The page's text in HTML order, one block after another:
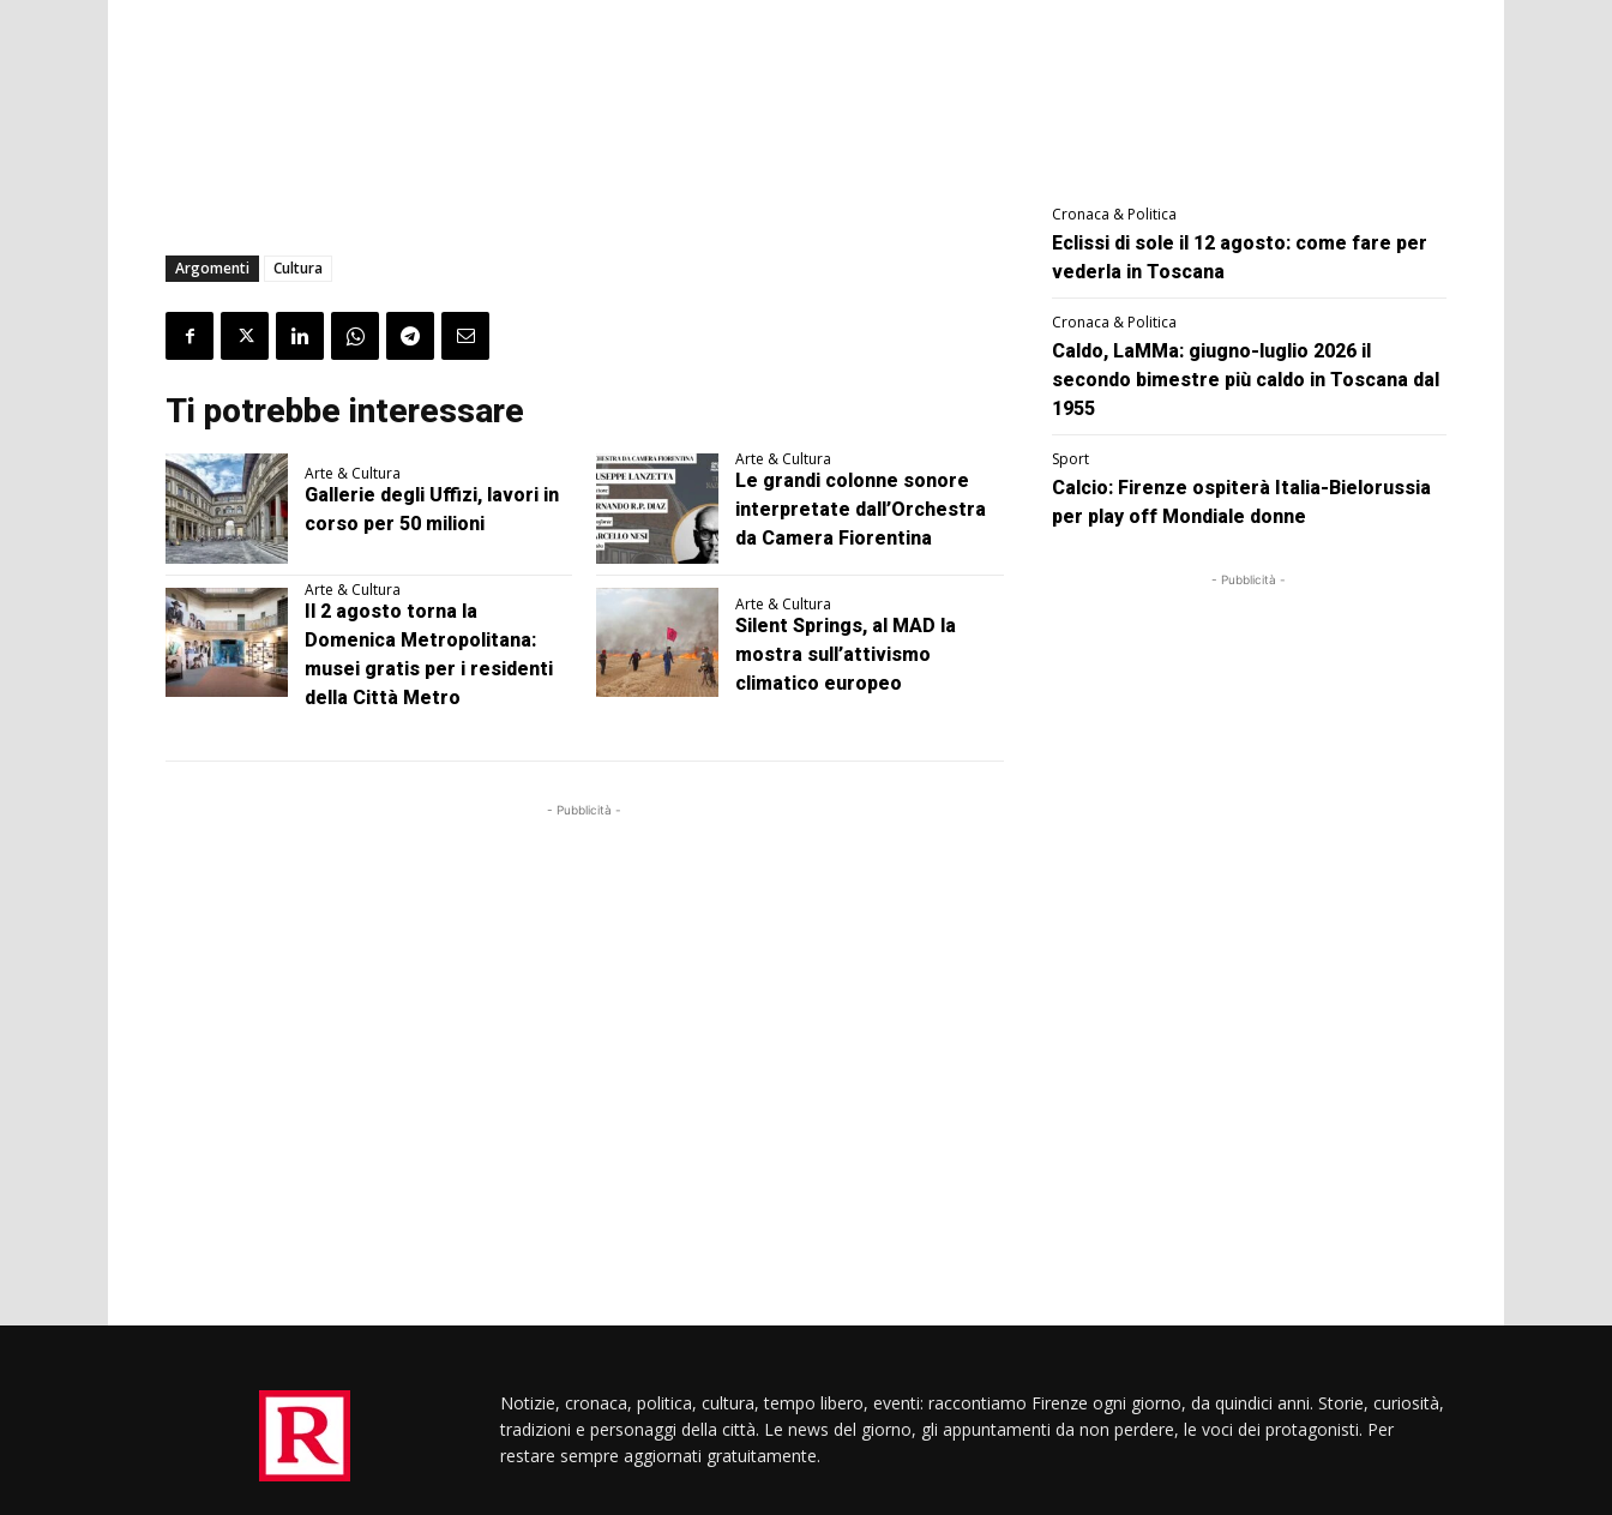
Argomenti Cultura
Ti potrebbe interessare
Arte & Cultura
Gallerie degli Uffizi, lavori in
corso per 50 milioni
Arte & Cultura
Le grandi colonne sonore
interpretate dall’Orchestra
da Camera Fiorentina
Arte & Cultura
Il 2 agosto torna la
Domenica Metropolitana:
musei gratis per i residenti
della Città Metro
Arte & Cultura
Silent Springs, al MAD la
mostra sull’attivismo
climatico europeo
- Pubblicità -
Cronaca & Politica
Eclissi di sole il 12 agosto: come fare per
vederla in Toscana
Cronaca & Politica
Caldo, LaMMa: giugno-luglio 2026 il
secondo bimestre più caldo in Toscana dal
1955
Sport
Calcio: Firenze ospiterà Italia-Bielorussia
per play off Mondiale donne
- Pubblicità -
Notizie, cronaca, politica, cultura, tempo libero, eventi: raccontiamo Firenze ogni giorno, da quindici anni. Storie, curiosità,
tradizioni e personaggi della città. Le news del giorno, gli appuntamenti da non perdere, le voci dei protagonisti. Per
restare sempre aggiornati gratuitamente.